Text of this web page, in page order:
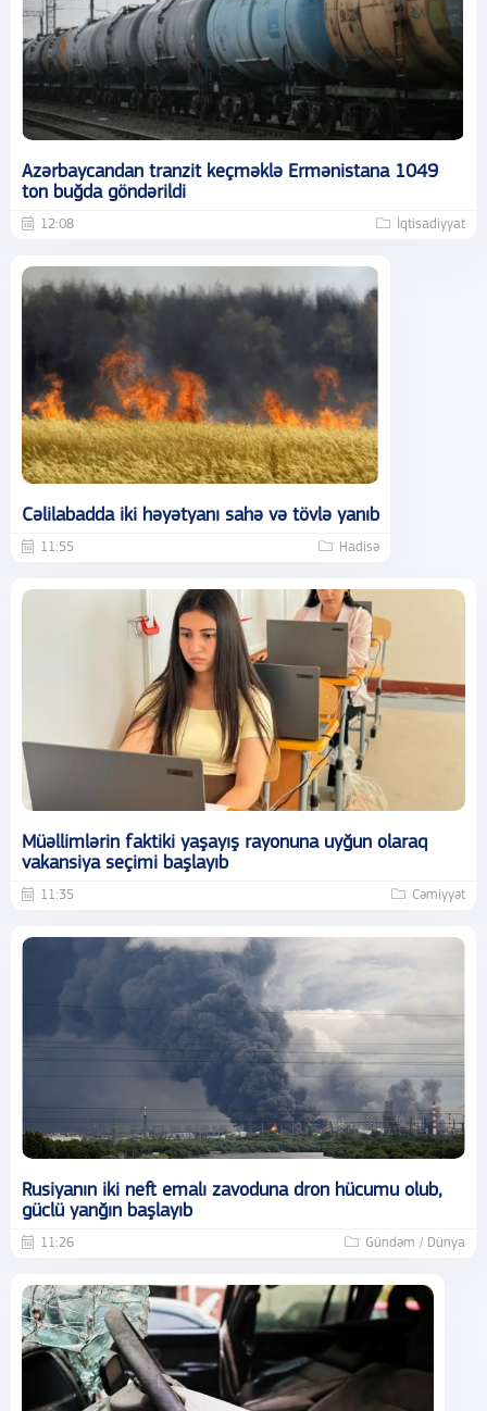
Azərbaycandan tranzit keçməklə Ermənistana 1049
ton buğda göndərildi
12:08 İqtisadiyyat
Cəlilabadda iki həyətyanı sahə və tövlə yanıb
11:55 Hadisə
Müəllimlərin faktiki yaşayış rayonuna uyğun olaraq
vakansiya seçimi başlayıb
11:35 Cəmiyyət
Rusiyanın iki neft emalı zavoduna dron hücumu olub,
güclü yanğın başlayıb
11:26 Gündəm / Dünya